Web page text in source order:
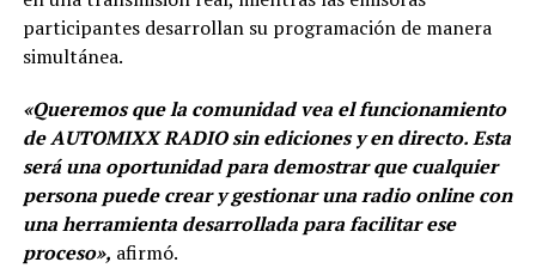
participantes desarrollan su programación de manera
simultánea.
«Queremos que la comunidad vea el funcionamiento
de AUTOMIXX RADIO sin ediciones y en directo. Esta
será una oportunidad para demostrar que cualquier
persona puede crear y gestionar una radio online con
una herramienta desarrollada para facilitar ese
proceso», afirmó.